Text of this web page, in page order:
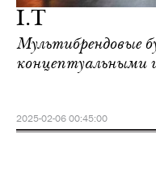
I.T
Мультибрендовые
концептуальными
2025-02-06 00:45:00